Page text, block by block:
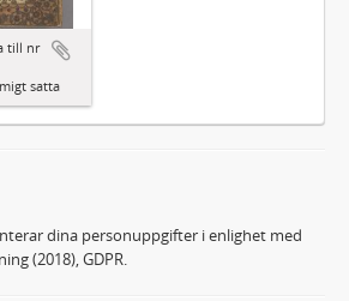
till nr
satta
dina personuppgifter i enlighet med
(2018), GDPR.